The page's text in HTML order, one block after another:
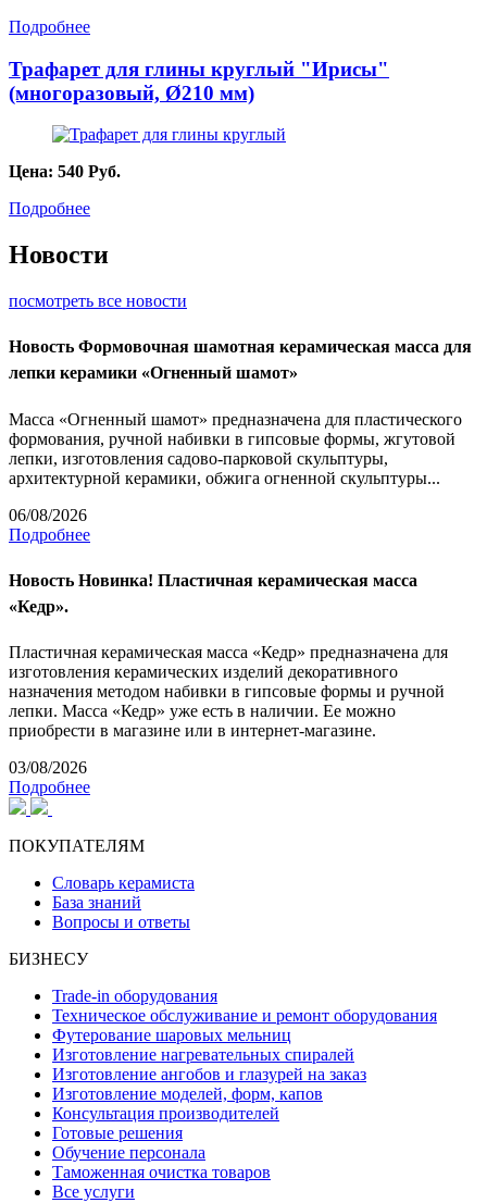
Подробнее
Трафарет для глины круглый "Ирисы"
(многоразовый, Ø210 мм)
Цена: 540 Руб.
Подробнее
Новости
посмотреть все новости
Новость Формовочная шамотная керамическая масса для
лепки керамики «Огненный шамот»
Масса «Огненный шамот» предназначена для пластического
формования, ручной набивки в гипсовые формы, жгутовой
лепки, изготовления садово-парковой скульптуры,
архитектурной керамики, обжига огненной скульптуры...
06/08/2026
Подробнее
Новость Новинка! Пластичная керамическая масса
«Кедр».
Пластичная керамическая масса «Кедр» предназначена для
изготовления керамических изделий декоративного
назначения методом набивки в гипсовые формы и ручной
лепки. Масса «Кедр» уже есть в наличии. Ее можно
приобрести в магазине или в интернет-магазине.
03/08/2026
Подробнее
ПОКУПАТЕЛЯМ
Словарь керамиста
База знаний
Вопросы и ответы
БИЗНЕСУ
Trade-in оборудования
Техническое обслуживание и ремонт оборудования
Футерование шаровых мельниц
Изготовление нагревательных спиралей
Изготовление ангобов и глазурей на заказ
Изготовление моделей, форм, капов
Консультация производителей
Готовые решения
Обучение персонала
Таможенная очистка товаров
Все услуги